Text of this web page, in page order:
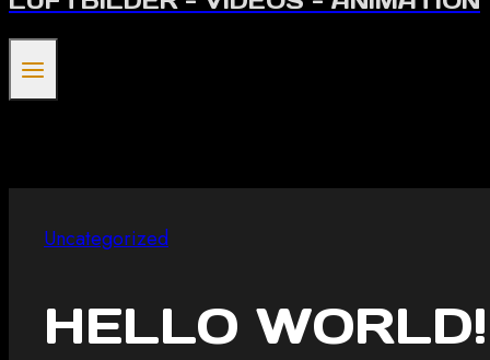
Uncategorized
HELLO WORLD!